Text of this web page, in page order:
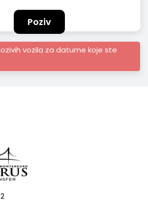
Poziv
vozila za datume koje ste